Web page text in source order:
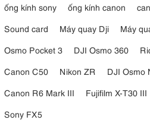
ống kính sony
ống kính canon
Sound card
Máy quay Dji Máy
Osmo Pocket 3
DJI Osmo 360
Canon C50
Nikon ZR DJI Osmo
Canon R6 Mark III
Fujifilm X-T30 III
Sony FX5